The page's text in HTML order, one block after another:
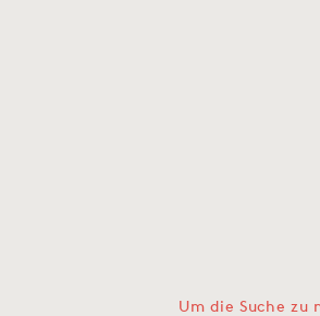
Um die Suche zu